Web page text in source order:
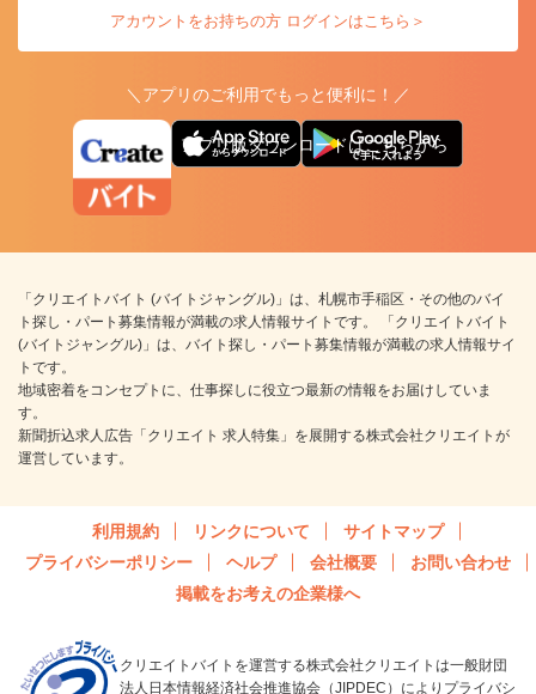
アカウントをお持ちの方 ログインはこちら＞
＼アプリのご利用でもっと便利に！／
アプリ版ダウンロードはこちらから
「クリエイトバイト (バイトジャングル)」は、札幌市手稲区・その他のバイ
ト探し・パート募集情報が満載の求人情報サイトです。 「クリエイトバイト
(バイトジャングル)」は、バイト探し・パート募集情報が満載の求人情報サイ
トです。
地域密着をコンセプトに、仕事探しに役立つ最新の情報をお届けしていま
す。
新聞折込求人広告「クリエイト 求人特集」を展開する株式会社クリエイトが
運営しています。
利用規約 リンクについて
サイトマップ
プライバシーポリシー
ヘルプ 会社概要
お問い合わせ
掲載をお考えの企業様へ
クリエイトバイトを運営する株式会社クリエイトは一般財団
法人日本情報経済社会推進協会（JIPDEC）によりプライバシ